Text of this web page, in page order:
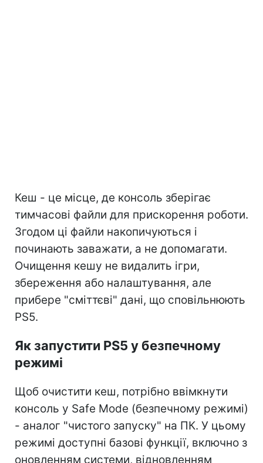
Кеш - це місце, де консоль зберігає
тимчасові файли для прискорення роботи.
Згодом ці файли накопичуються і
починають заважати, а не допомагати.
Очищення кешу не видалить ігри,
збереження або налаштування, але
прибере "сміттєві" дані, що сповільнюють
PS5.
Як запустити PS5 у безпечному
режимі
Щоб очистити кеш, потрібно ввімкнути
консоль у Safe Mode (безпечному режимі)
- аналог "чистого запуску" на ПК. У цьому
режимі доступні базові функції, включно з
оновленням системи, відновленням